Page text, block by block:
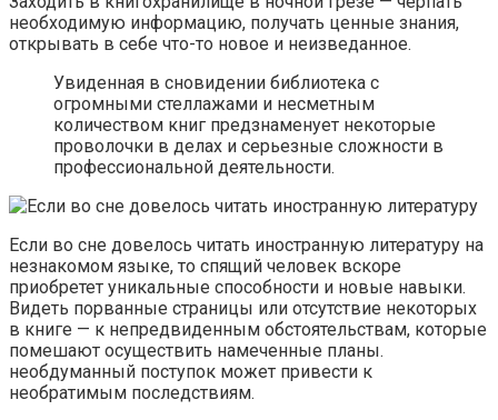
необходимую информацию, получать ценные знания,
открывать в себе что-то новое и неизведанное.
Увиденная в сновидении библиотека с
огромными стеллажами и несметным
количеством книг предзнаменует некоторые
проволочки в делах и серьезные сложности в
профессиональной деятельности.
Если во сне довелось читать иностранную литературу на
незнакомом языке, то спящий человек вскоре
приобретет уникальные способности и новые навыки.
Видеть порванные страницы или отсутствие некоторых
в книге — к непредвиденным обстоятельствам, которые
помешают осуществить намеченные планы.
необдуманный поступок может привести к
необратимым последствиям.